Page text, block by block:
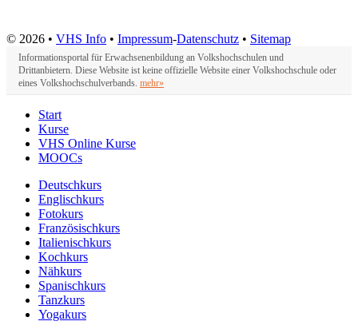
© 2026 • VHS Info • Impressum-Datenschutz • Sitemap
Informationsportal für Erwachsenenbildung an Volkshochschulen und
Drittanbietern. Diese Website ist keine offizielle Website einer Volkshochschule oder
eines Volkshochschulverbands. mehr»
Start
Kurse
VHS Online Kurse
MOOCs
Deutschkurs
Englischkurs
Fotokurs
Französischkurs
Italienischkurs
Kochkurs
Nähkurs
Spanischkurs
Tanzkurs
Yogakurs